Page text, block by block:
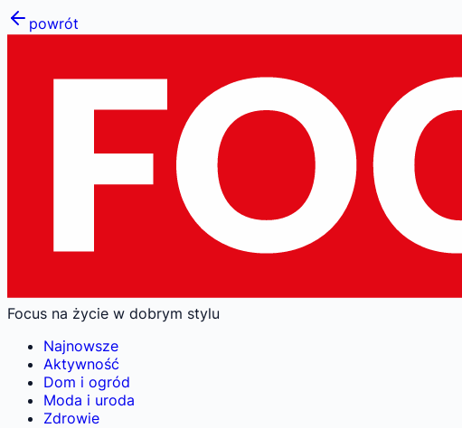
powrót
Focus na życie w dobrym stylu
Najnowsze
Aktywność
Dom i ogród
Moda i uroda
Zdrowie